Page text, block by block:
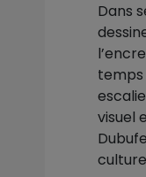
Dans
temps
visuel